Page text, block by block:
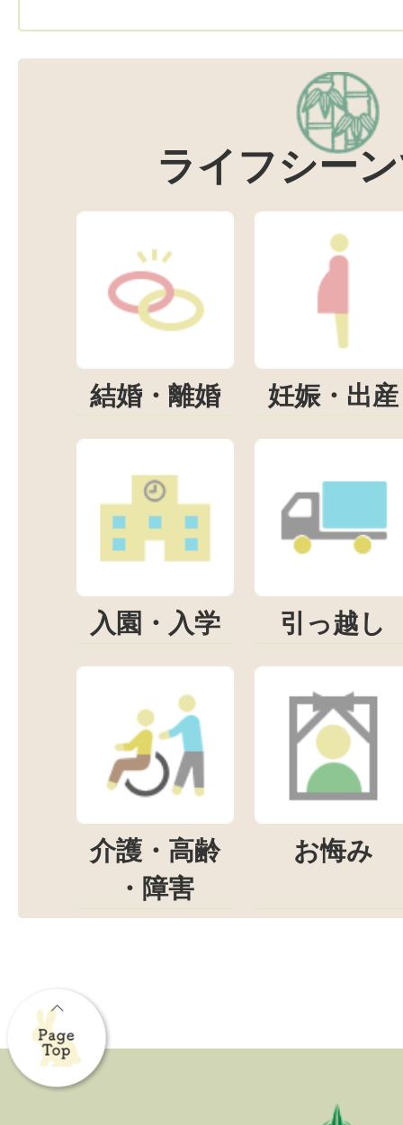
ライフシー
結婚・離婚 妊娠・出産
入園・入学 引っ越し
介護・高齢
・障害
お悔み